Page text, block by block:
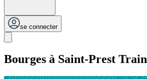
se connecter
Bourges à Saint-Prest Train